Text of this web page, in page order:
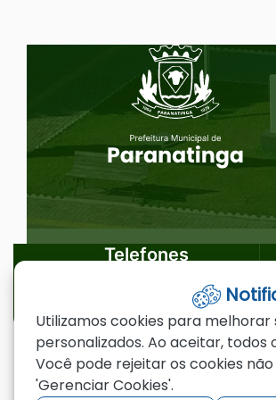
para
rodapé
[alt+4]
Seção do Rodapé e
Telefones
(66)3573-4200
©2026 - Prefeitura
Utilizamos cookies para
personalizados. Ao aceitar, todos
Você pode rejeitar os cookies
'Gerenciar Cookies'.